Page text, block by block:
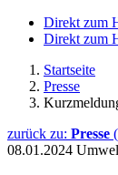
Direkt zum
Direkt zum
Startseite
Presse
zurück zu: Presse
08.01.2024